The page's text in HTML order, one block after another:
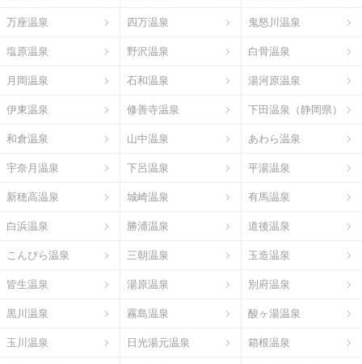
万座温泉 四万温泉 鬼怒川温泉
塩原温泉 野沢温泉 白骨温泉
月岡温泉 石和温泉 湯河原温泉
伊東温泉 修善寺温泉 下田温泉（静岡県）
和倉温泉 山中温泉 あわら温泉
宇奈月温泉 下呂温泉 平湯温泉
新穂高温泉 城崎温泉 有馬温泉
白浜温泉 勝浦温泉 道後温泉
こんぴら温泉 三朝温泉 玉造温泉
皆生温泉 湯原温泉 別府温泉
黒川温泉 霧島温泉 酸ヶ湯温泉
玉川温泉 日光湯元温泉 箱根温泉